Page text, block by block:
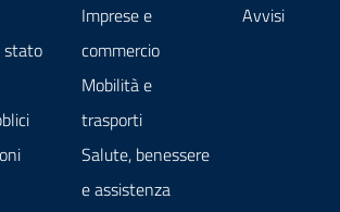
stato
Imprese e
commercio
Mobilità e
trasporti
Salute, benessere
e assistenza
Avvisi